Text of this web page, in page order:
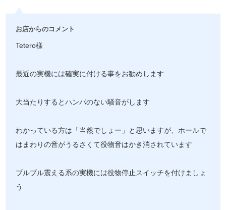
お店からのコメント
Tetero様
最近の実機には確実に付ける事をお勧めします
大当たりするとハンパのない騒音がします
わかっている方は「当然でしょー」と思いますが、ホールで
はまわりの音がうるさくて役物音はかき消されています
ブルブル震える系の実機には役物停止スイッチを付けましょ
う